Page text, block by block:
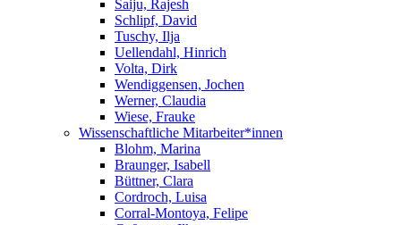
Saiju, Rajesh
Schlipf, David
Tuschy, Ilja
Uellendahl, Hinrich
Volta, Dirk
Wendiggensen, Jochen
Werner, Claudia
Wiese, Frauke
Wissenschaftliche Mitarbeiter*innen
Blohm, Marina
Braunger, Isabell
Büttner, Clara
Cordroch, Luisa
Corral-Montoya, Felipe